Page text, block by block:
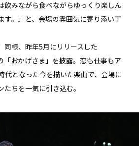
飲みながら食べながらゆっくり楽しん
す。』と、会場の雰囲気に寄り添い丁
同様、昨年5月にリリースした
「おかげさま」を披露。恋も仕事もア
代となった今を描いた楽曲で、会場に
ちを一気に引き込む。